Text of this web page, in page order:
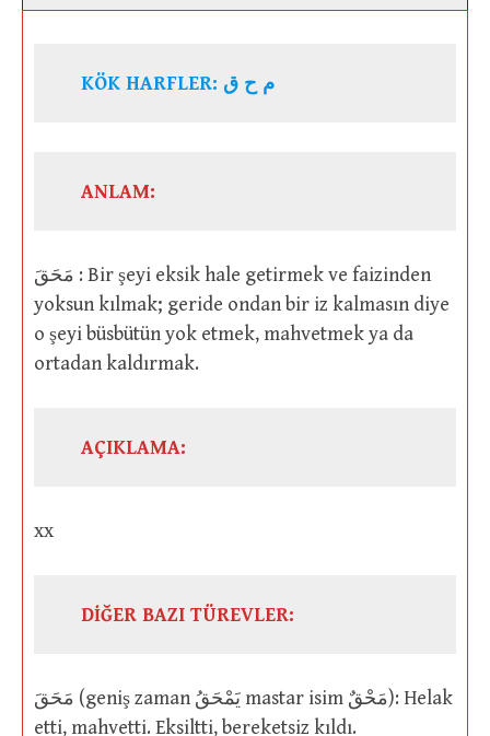
KÖK HARFLER: م ح ق
ANLAM:
مَحَقَ : Bir şeyi eksik hale getirmek ve faizinden
yoksun kılmak; geride ondan bir iz kalmasın diye
o şeyi büsbütün yok etmek, mahvetmek ya da
ortadan kaldırmak.
AÇIKLAMA:
xx
DİĞER BAZI TÜREVLER:
مَحَقَ (geniş zaman يَمْحَقُ mastar isim مَحْقٌ): Helak
etti, mahvetti. Eksiltti, bereketsiz kıldı.